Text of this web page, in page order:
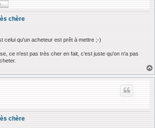
chère
celui qu'un acheteur est prêt à mettre ;-)
ce n'est pas très cher en fait, c'est juste qu'on n'a pas
chère